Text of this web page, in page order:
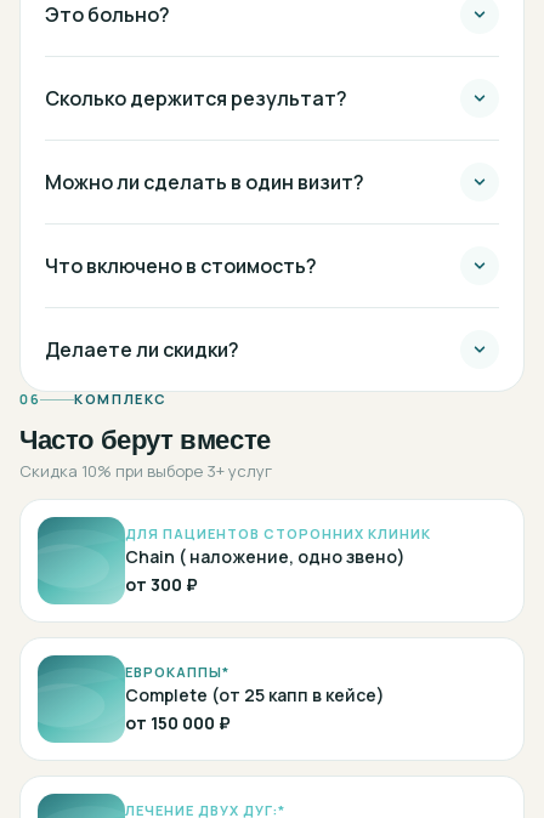
Это больно?
Сколько держится результат?
Можно ли сделать в один визит?
Что включено в стоимость?
Делаете ли скидки?
06 КОМПЛЕКС
Часто берут вместе
Скидка 10% при выборе 3+ услуг
ДЛЯ ПАЦИЕНТОВ СТОРОННИХ КЛИНИК
Chain ( наложение, одно звено)
от 300 ₽
ЕВРОКАППЫ*
Complete (от 25 капп в кейсе)
от 150 000 ₽
ЛЕЧЕНИЕ ДВУХ ДУГ:*